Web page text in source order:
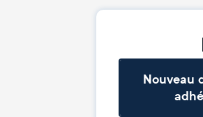
Nouveau